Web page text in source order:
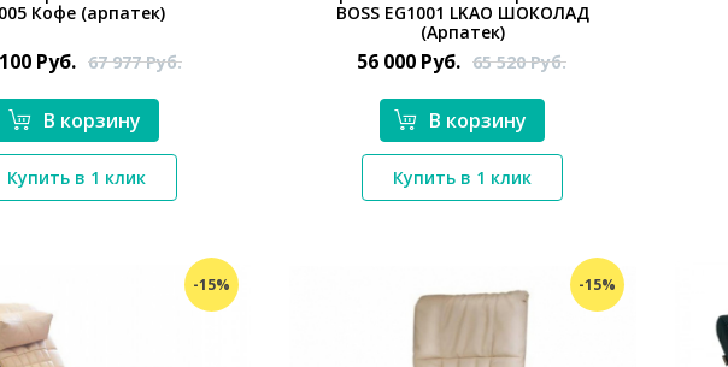
*}
Кофе (арпатек)
Руб. 67 977Руб.
В корзину
Купить в 1 клик
*}
BOSS EG1001 LKAO ШОКОЛАД
(Арпатек)
56 000 Руб. 65 520Руб.
В корзину
Купить в 1 клик
-15% -15%